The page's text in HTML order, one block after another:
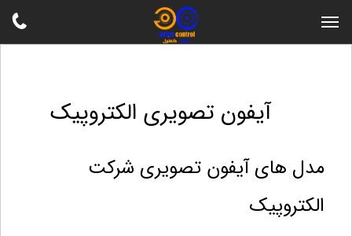
آیفون تصویری الکتروپیک
مدل های آیفون تصویری شرکت
الکتروپیک